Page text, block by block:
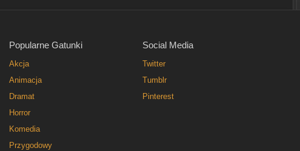
Popularne Gatunki
Akcja
Animacja
Dramat
Horror
Komedia
Przygodowy
Social Media
Twitter
Tumblr
Pinterest